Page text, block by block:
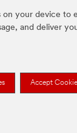
on your device to
and deliver
Accept